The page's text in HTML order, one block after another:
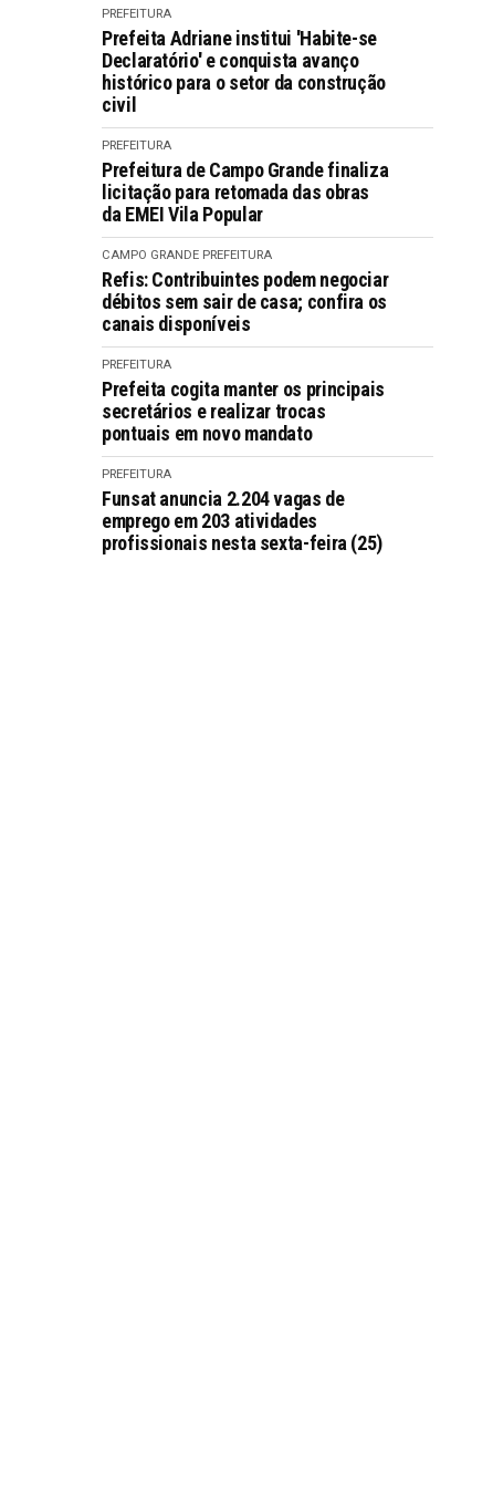
PREFEITURA
Prefeita Adriane institui 'Habite-se
Declaratório' e conquista avanço
histórico para o setor da construção
civil
PREFEITURA
Prefeitura de Campo Grande finaliza
licitação para retomada das obras
da EMEI Vila Popular
CAMPO GRANDE PREFEITURA
Refis: Contribuintes podem negociar
débitos sem sair de casa; confira os
canais disponíveis
PREFEITURA
Prefeita cogita manter os principais
secretários e realizar trocas
pontuais em novo mandato
PREFEITURA
Funsat anuncia 2.204 vagas de
emprego em 203 atividades
profissionais nesta sexta-feira (25)